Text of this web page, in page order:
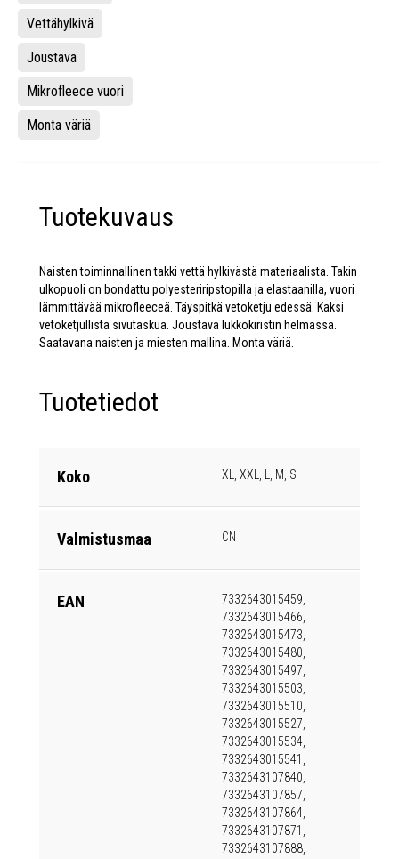
Vettähylkivä
Joustava
Mikrofleece vuori
Monta väriä
Tuotekuvaus
Naisten toiminnallinen takki vettä hylkivästä materiaalista. Takin
ulkopuoli on bondattu polyesteriripstopilla ja elastaanilla, vuori
lämmittävää mikrofleeceä. Täyspitkä vetoketju edessä. Kaksi
vetoketjullista sivutaskua. Joustava lukkokiristin helmassa.
Saatavana naisten ja miesten mallina. Monta väriä.
Tuotetiedot
Koko XL, XXL, L, M, S
Valmistusmaa CN
EAN
7332643015459,
7332643015466,
7332643015473,
7332643015480,
7332643015497,
7332643015503,
7332643015510,
7332643015527,
7332643015534,
7332643015541,
7332643107840,
7332643107857,
7332643107864,
7332643107871,
7332643107888,